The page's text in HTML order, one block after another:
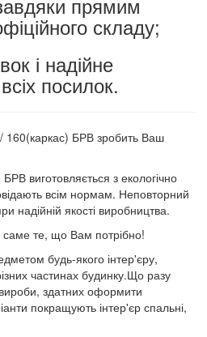
складу;
і надійне
посилок.
160(каркас) БРВ зробить Ваш
виготовляється з екологічно
всім нормам. Неповторний
надійній якості виробництва.
саме те, що Вам потрібно!
будь-якого інтер'єру,
частинах будинку.Що разу
здатних оформити
покращують інтер'єр спальні,